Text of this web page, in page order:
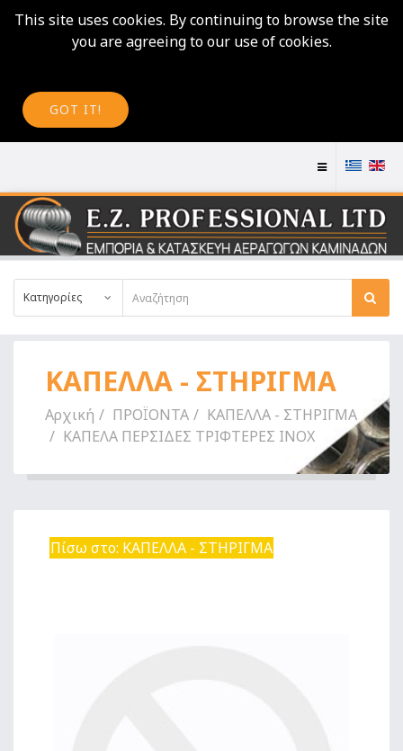
This site uses cookies. By continuing to browse the site
you are agreeing to our use of cookies.
GOT IT!
Κατηγορίες
ΚΑΠΕΛΛΑ - ΣΤΗΡΙΓΜΑ
Αρχική ΠΡΟΪΟΝΤΑ
ΚΑΠΕΛΛΑ - ΣΤΗΡΙΓΜΑ
ΚΑΠΕΛΑ ΠΕΡΣΙΔΕΣ ΤΡΙΦΤΕΡΕΣ INOX
Πίσω στο: ΚΑΠΕΛΛΑ - ΣΤΗΡΙΓΜΑ